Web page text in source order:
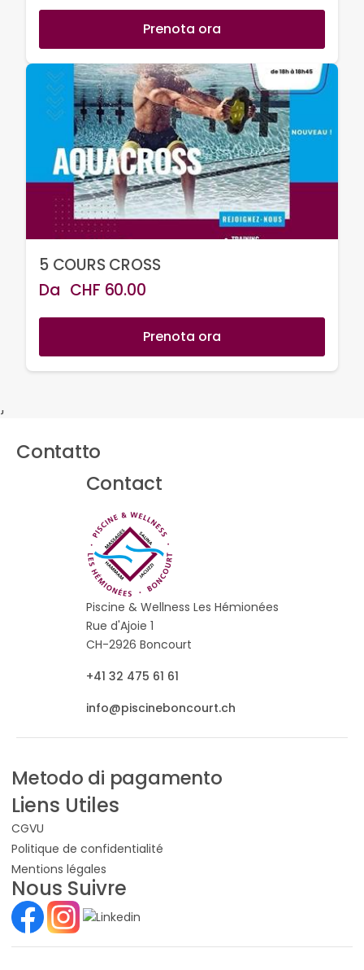
Prenota ora
5 COURS CROSS
Da CHF 60.00
Prenota ora
}
Contatto
Contact
Piscine & Wellness Les Hémionées
Rue d'Ajoie 1
CH-2926 Boncourt
+41 32 475 61 61
info@piscineboncourt.ch
Metodo di pagamento
Liens Utiles
CGVU
Politique de confidentialité
Mentions légales
Nous Suivre